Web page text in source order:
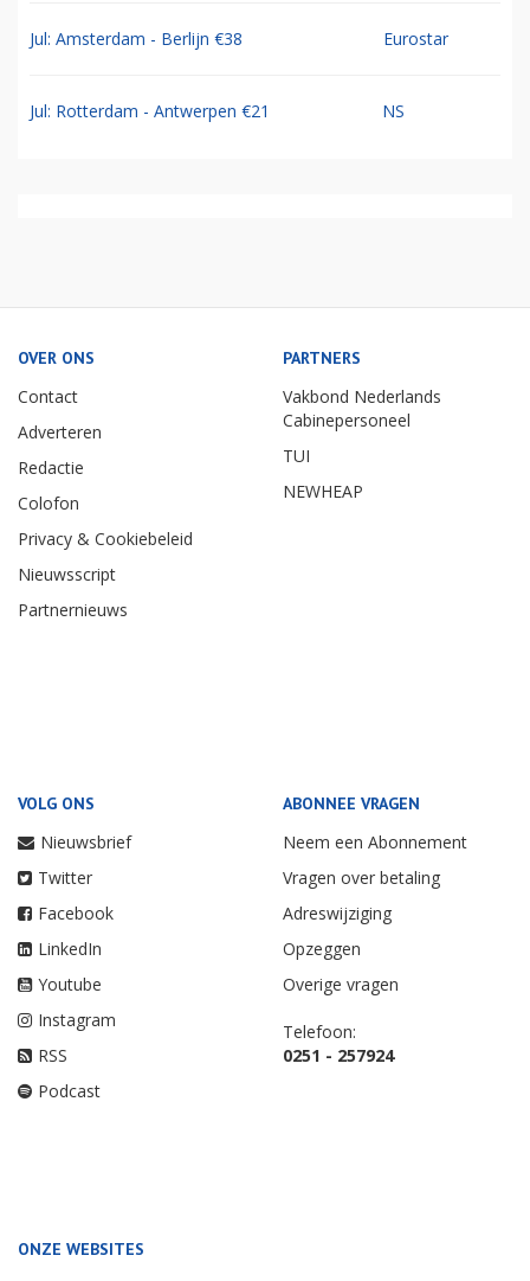
Jul: Amsterdam - Berlijn €38 Eurostar
Jul: Rotterdam - Antwerpen €21 NS
OVER ONS
Contact
Adverteren
Redactie
Colofon
Privacy & Cookiebeleid
Nieuwsscript
Partnernieuws
PARTNERS
Vakbond Nederlands
Cabinepersoneel
TUI
NEWHEAP
VOLG ONS
Nieuwsbrief
Twitter
Facebook
LinkedIn
Youtube
Instagram
RSS
Podcast
ABONNEE VRAGEN
Neem een Abonnement
Vragen over betaling
Adreswijziging
Opzeggen
Overige vragen
Telefoon:
0251 - 257924
ONZE WEBSITES